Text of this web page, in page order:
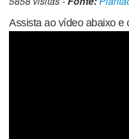
Assista ao vídeo abaixo e